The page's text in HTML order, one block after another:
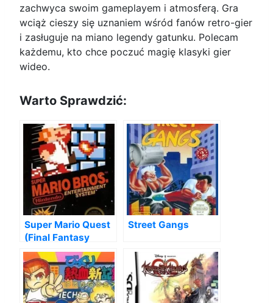
zachwyca swoim gameplayem i atmosferą. Gra
wciąż cieszy się uznaniem wśród fanów retro-gier
i zasługuje na miano legendy gatunku. Polecam
każdemu, kto chce poczuć magię klasyki gier
wideo.
Warto Sprawdzić:
Super Mario Quest
(Final Fantasy
Hack)
Street Gangs